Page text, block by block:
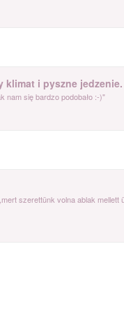
klimat i pyszne jedzenie.
nam się bardzo podobało :-)"
szerettünk volna ablak